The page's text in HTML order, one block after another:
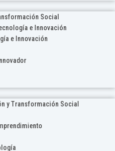
Social
e Innovación
e Innovación
y Transformación Social